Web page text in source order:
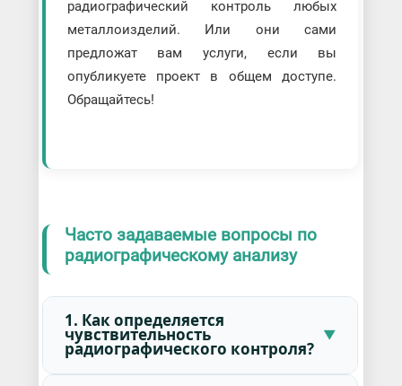
радиографический контроль любых
металлоизделий. Или они сами
предложат вам услуги, если вы
опубликуете проект в общем доступе.
Обращайтесь!
Часто задаваемые вопросы по
радиографическому анализу
1. Как определяется
чувствительность
радиографического контроля?